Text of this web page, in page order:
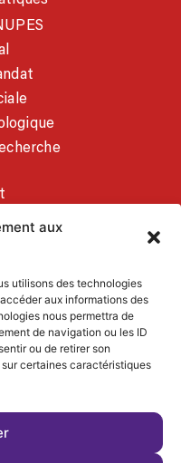
aux
utilisons des technologies
aux informations des
nous permettra de
de navigation ou les ID
ou de retirer son
certaines caractéristiques